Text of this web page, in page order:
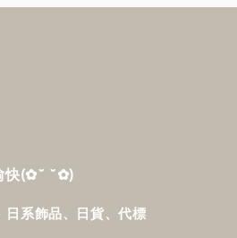
快‎(✿˘ ˘✿)
系飾品、日貨、代標